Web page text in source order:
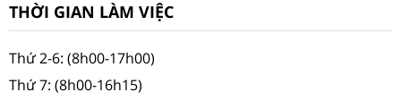
THỜI GIAN LÀM VIỆC
Thứ 2-6: (8h00-17h00)
Thứ 7: (8h00-16h15)